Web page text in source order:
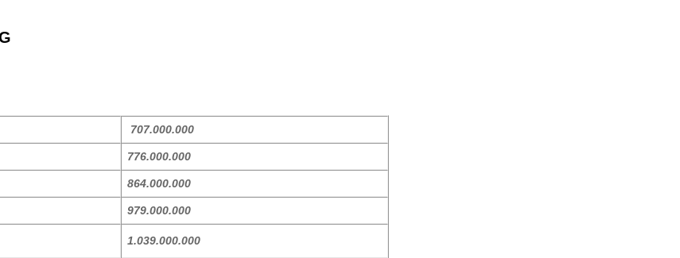
707.000.000
776.000.000
864.000.000
979.000.000
1.039.000.000